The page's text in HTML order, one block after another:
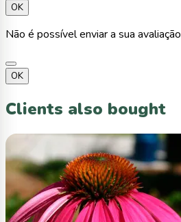
OK
Não é possível enviar a sua avaliação
OK
Clients also bought